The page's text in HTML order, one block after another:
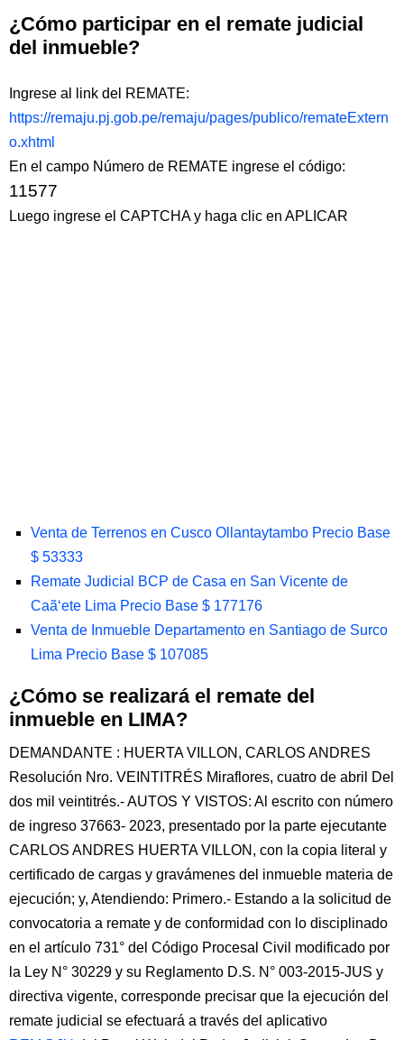
¿Cómo participar en el remate judicial
del inmueble?
Ingrese al link del REMATE:
https://remaju.pj.gob.pe/remaju/pages/publico/remateExtern
o.xhtml
En el campo Número de REMATE ingrese el código:
11577
Luego ingrese el CAPTCHA y haga clic en APLICAR
Venta de Terrenos en Cusco Ollantaytambo Precio Base
$ 53333
Remate Judicial BCP de Casa en San Vicente de
Caã‘ete Lima Precio Base $ 177176
Venta de Inmueble Departamento en Santiago de Surco
Lima Precio Base $ 107085
¿Cómo se realizará el remate del
inmueble en LIMA?
DEMANDANTE : HUERTA VILLON, CARLOS ANDRES
Resolución Nro. VEINTITRÉS Miraflores, cuatro de abril Del
dos mil veintitrés.- AUTOS Y VISTOS: Al escrito con número
de ingreso 37663- 2023, presentado por la parte ejecutante
CARLOS ANDRES HUERTA VILLON, con la copia literal y
certificado de cargas y gravámenes del inmueble materia de
ejecución; y, Atendiendo: Primero.- Estando a la solicitud de
convocatoria a remate y de conformidad con lo disciplinado
en el artículo 731° del Código Procesal Civil modificado por
la Ley N° 30229 y su Reglamento D.S. N° 003-2015-JUS y
directiva vigente, corresponde precisar que la ejecución del
remate judicial se efectuará a través del aplicativo